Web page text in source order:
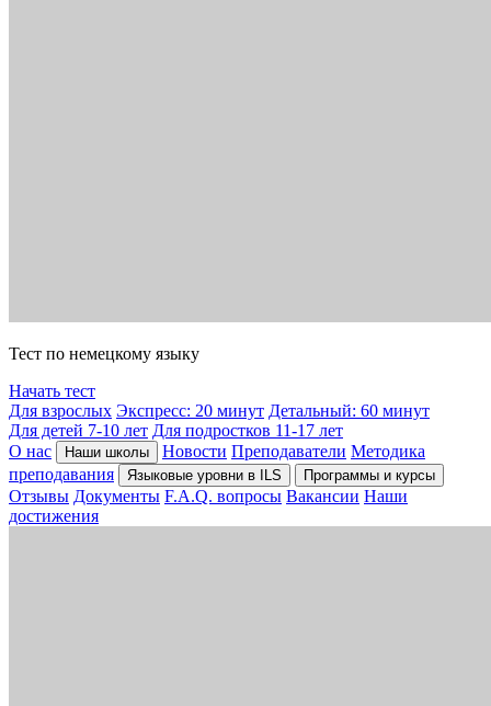
Тест по немецкому языку
Начать тест
Для взрослых Экспресс: 20 минут Детальный: 60 минут
Для детей 7-10 лет Для подростков 11-17 лет
О нас
Наши школы Новости Преподаватели Методика
преподавания
Языковые уровни в ILS Программы и курсы
Отзывы Документы F.A.Q. вопросы Вакансии Наши
достижения